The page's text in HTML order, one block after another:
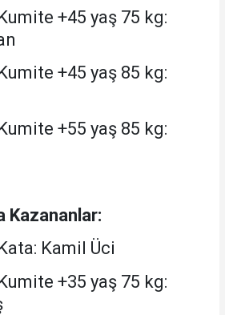
+45 yaş 75 kg:
+45 yaş 85 kg:
+55 yaş 85 kg:
Kazananlar:
Kamil Üci
+35 yaş 75 kg: